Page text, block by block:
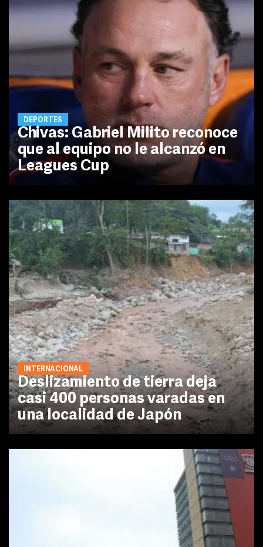
DEPORTES
Chivas: Gabriel Milito reconoce
que al equipo no le alcanzó en
Leagues Cup
INTERNACIONAL
Deslizamiento de tierra deja
casi 400 personas varadas en
una localidad de Japón